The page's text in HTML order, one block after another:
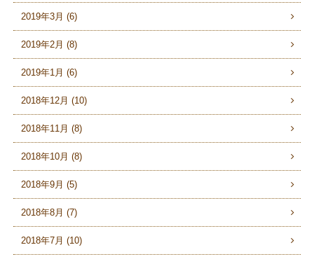
2019年3月 (6)
2019年2月 (8)
2019年1月 (6)
2018年12月 (10)
2018年11月 (8)
2018年10月 (8)
2018年9月 (5)
2018年8月 (7)
2018年7月 (10)